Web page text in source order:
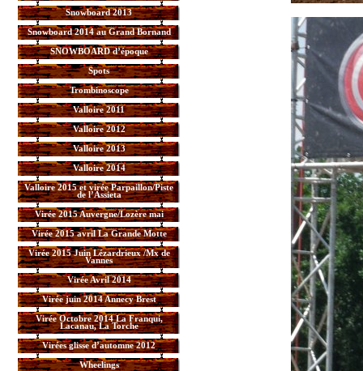
Snowboard 2013
Snowboard 2014 au Grand Bornand
SNOWBOARD d’époque
Spots
Trombinoscope
Valloire 2011
Valloire 2012
Valloire 2013
Valloire 2014
Valloire 2015 et virée Parpaillon/Piste
de l’Assieta
Virée 2015 Auvergne/Lozère mai
Virée 2015 avril La Grande Motte
Virée 2015 Juin Lézardrieux /Mx de
Vannes
Virée Avril 2014
Virée juin 2014 Annecy Brest
Virée Octobre 2014 La Franqui,
Lacanau, La Torche
Virées glisse d’automne 2012
Wheelings